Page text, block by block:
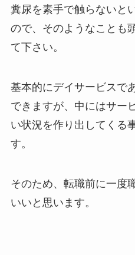
糞尿を素手で触らないと
ので、そのようなことも
て下さい。
基本的にデイサービスで
できますが、中にはサー
い状況を作り出してくる
す。
そのため、転職前に一度
いいと思います。